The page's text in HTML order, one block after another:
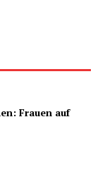
Frauen auf